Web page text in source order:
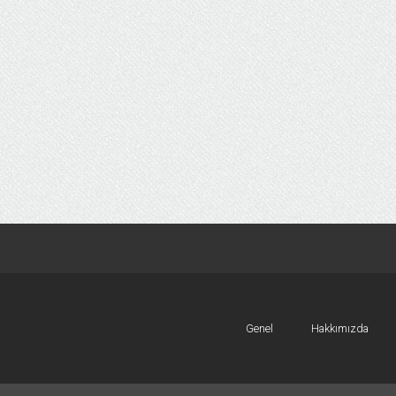
Genel Hakkımızda